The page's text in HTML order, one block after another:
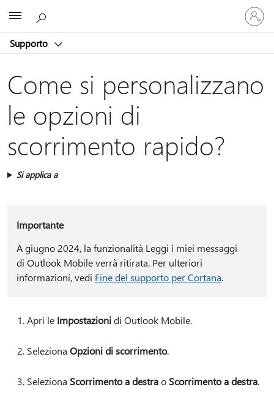
Supporto
Accedi
con
il
account
Come si personalizzano
le opzioni di
scorrimento rapido?
Si applica a
Importante
A giugno 2024, la funzionalità Leggi i miei messaggi
di Outlook Mobile verrà ritirata. Per ulteriori
informazioni, vedi Fine del supporto per Cortana.
Apri le Impostazionidi Outlook Mobile.
Seleziona Opzioni di scorrimento.
Seleziona Scorrimento a destrao Scorrimento a destra.